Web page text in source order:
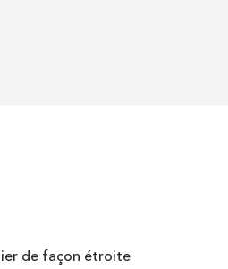
lier de façon étroite